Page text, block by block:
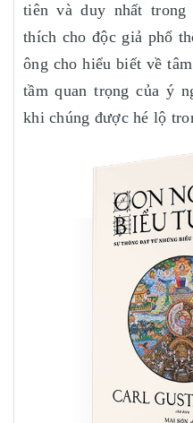
tiên và duy nhất
thích cho độc giả phổ
ông cho hiểu biết về
tầm quan trọng của ý
khi chúng được hé lộ